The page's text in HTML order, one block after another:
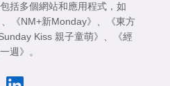
括多個網站和應用程式，如
、 《NM+新Monday》 、
《東方
Sunday Kiss 親子童萌》 、
《經
週》 。